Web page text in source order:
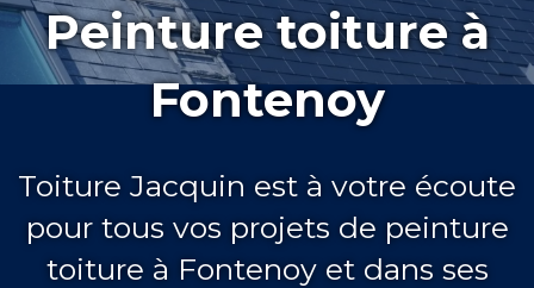
Peinture toiture à
Fontenoy
Toiture Jacquin est à votre écoute
pour tous vos projets de peinture
toiture à Fontenoy et dans ses